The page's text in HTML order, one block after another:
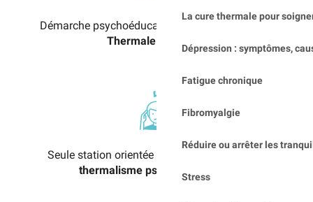
La cure thermale pour
Dépression : symptômes,
Fatigue chronique
Fibromyalgie
Réduire ou arrêter les
Stress
Démarche psychoéducation assurée par
l’Ecole
Thermale du Stress
Seule station orientée
thermalisme psychosomatique